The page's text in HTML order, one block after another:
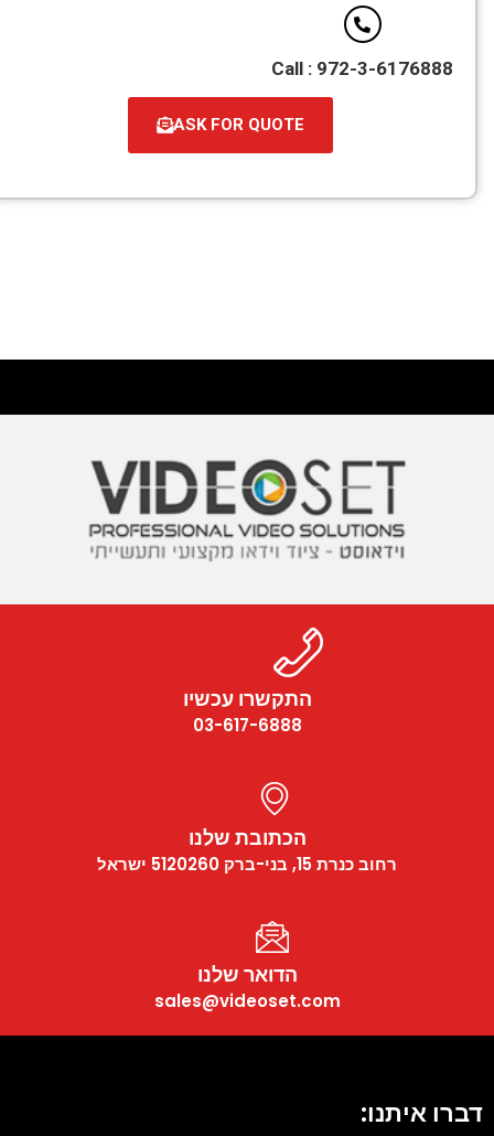
Call : 972-3-6176888
ASK FOR QUOTE
התקשרו עכשיו
03-617-6888
הכתובת שלנו
רחוב כנרת 15, בני-ברק 5120260 ישראל
הדואר שלנו
sales@videoset.com
איתנו: